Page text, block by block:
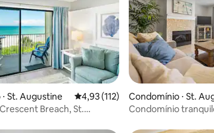
de 5, 259 avaliações
St. Augustine 4,93 de uma avaliação média de 5,
4,93 (112)
Breach, St.
Condomínio ⋅ St.
Beach
Condomínio